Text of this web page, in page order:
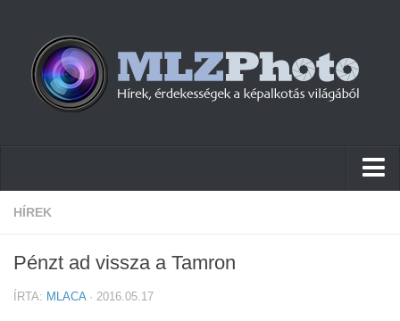
Hírek
Cikkek
HÍREK
Pénzt ad vissza a Tamron
ÍRTA: MLACA· 2016.05.17